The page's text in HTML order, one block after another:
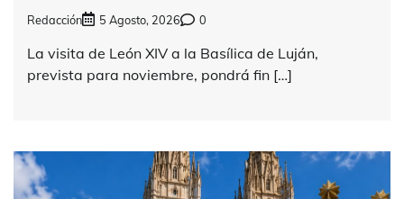
Redacción 5 Agosto, 2026 0
La visita de León XIV a la Basílica de Luján,
prevista para noviembre, pondrá fin […]